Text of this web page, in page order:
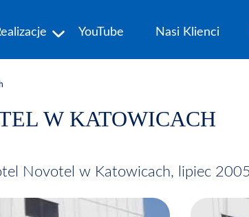
YouTube Nasi Klienci
W KATOWICACH
Novotel w Katowicach, lipiec 2005